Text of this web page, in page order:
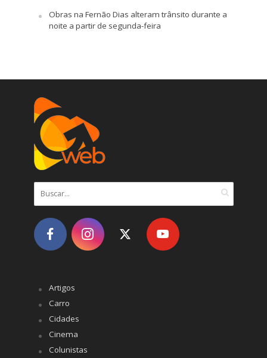
Obras na Fernão Dias alteram trânsito durante a
noite a partir de segunda-feira
Artigos
Carro
Cidades
Cinema
Colunistas